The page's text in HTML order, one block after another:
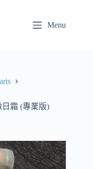
Menu
日霜 (專業版)